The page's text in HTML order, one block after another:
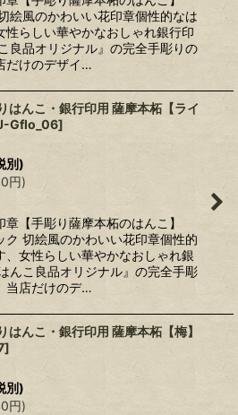
絵風のかわいい花印章個性的なは
性らしい華やかなおしゃれ銀行印
良品オリジナル』の完全手彫りの
だけのデザイ…
はんこ・銀行印用 薩摩本柘【ライ
Gflo_06]
別)
円)
章【手彫り薩摩本柘のはんこ】
ク 切絵風のかわいい花印章個性的
、女性らしい華やかなおしゃれ銀
んこ良品オリジナル』の完全手彫
当店だけのデ…
はんこ・銀行印用 薩摩本柘【梅】
]
別)
円)